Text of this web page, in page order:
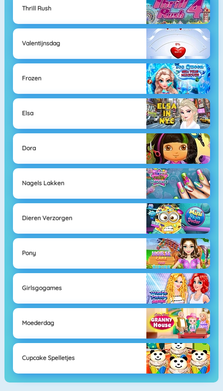
Thrill Rush
Valentijnsdag
Frozen
Elsa
Dora
Nagels Lakken
Dieren Verzorgen
Pony
Girlsgogames
Moederdag
Cupcake Spelletjes